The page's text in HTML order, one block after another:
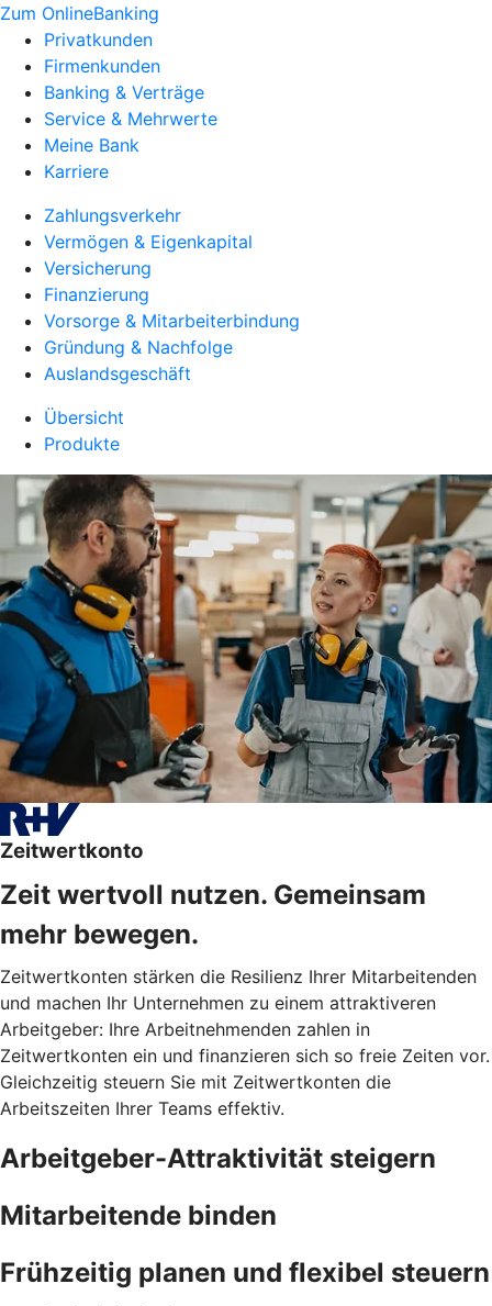
Zum OnlineBanking
Privatkunden
Firmenkunden
Banking & Verträge
Service & Mehrwerte
Meine Bank
Karriere
Zahlungsverkehr
Vermögen & Eigenkapital
Versicherung
Finanzierung
Vorsorge & Mitarbeiterbindung
Gründung & Nachfolge
Auslandsgeschäft
Übersicht
Produkte
Zeitwertkonto
Zeit wertvoll nutzen. Gemeinsam
mehr bewegen.
Zeitwertkonten stärken die Resilienz Ihrer Mitarbeitenden
und machen Ihr Unternehmen zu einem attraktiveren
Arbeitgeber: Ihre Arbeitnehmenden zahlen in
Zeitwertkonten ein und finanzieren sich so freie Zeiten vor.
Gleichzeitig steuern Sie mit Zeitwertkonten die
Arbeitszeiten Ihrer Teams effektiv.
Arbeitgeber-Attraktivität steigern
Mitarbeitende binden
Frühzeitig planen und flexibel steuern